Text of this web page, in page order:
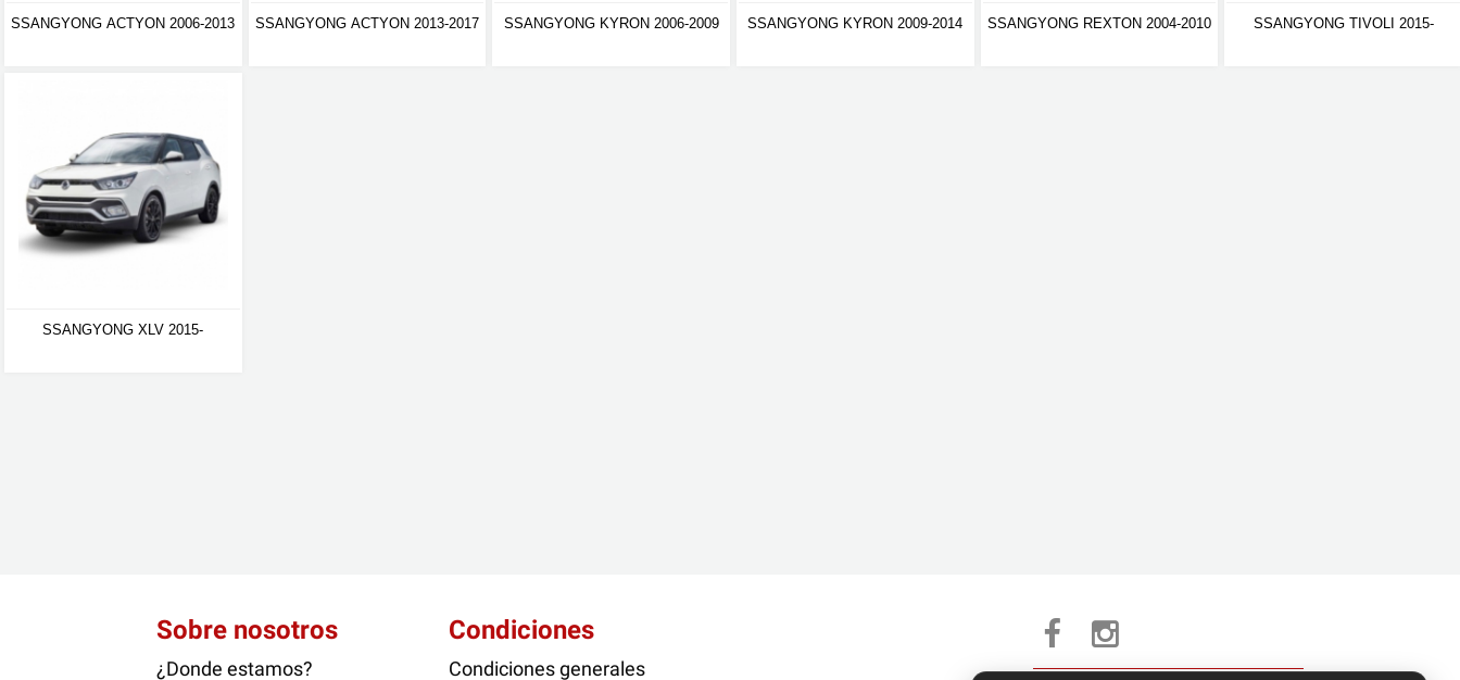
SSANGYONG ACTYON 2006-2013 SSANGYONG ACTYON 2013-2017 SSANGYONG KYRON 2006-2009 SSANGYONG KYRON 2009-2014 SSANGYONG REXTON 2004-2010 SSANGYONG TIVOLI 2015-
SSANGYONG XLV 2015-
Sobre nosotros
¿Donde estamos?
Condiciones
Condiciones generales